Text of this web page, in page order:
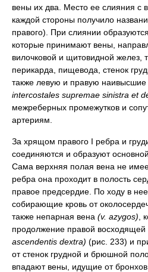
вены их два. Место ее слияния с
каждой стороны получило
правого). При слиянии
которые принимают вены,
вилочковой и щитовидной желез,
перикарда, пищевода, стенок
также левую и правую
intercostales supremae sinistra et
межреберных промежутков и
артериям.
За хрящом правого I ребра и
соединяются и образуют
Сама верхняя полая вена не
ребра она проходит в полость
правое предсердие. По ходу в
собирающие кровь от
также непарная вена (v. azygos) ,
продолжение правой
ascendentis dextra) (рис. 233) и
от стенок грудной и брюшной
впадают вены, идущие от